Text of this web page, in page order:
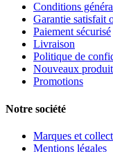
Conditions
Garantie satisfait
Paiement sécurisé
Livraison
Politique de
Nouveaux
Promotions
Notre société
Marques et
Mentions légales